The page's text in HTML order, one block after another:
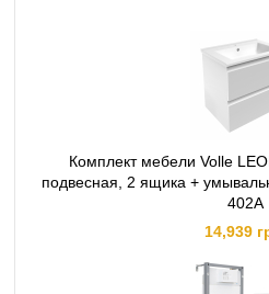
Комплект мебели Volle
подвесная, 2 ящика +
402А
14,939